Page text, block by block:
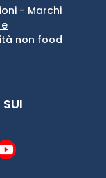
- Marchi
non food